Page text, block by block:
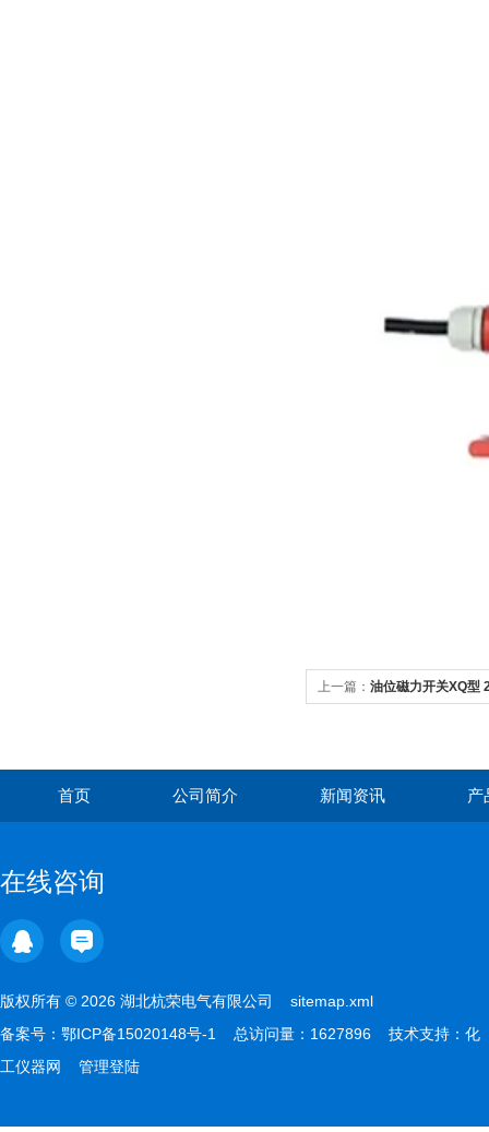
上一篇： 油位磁力开关XQ型
首页 公司简介 新闻资讯 产
在线咨询
版权所有 © 2026 湖北杭荣电气有限公司 sitemap.xml
备案号： 鄂ICP备15020148号-1 总访问量：1627896 技术支持： 化
工仪器网
管理登陆